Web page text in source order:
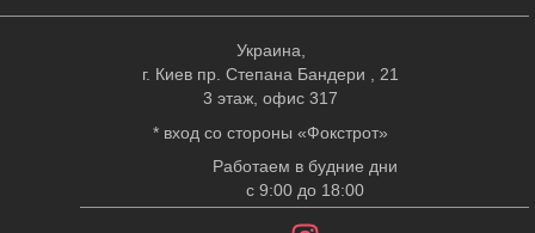
Украина,
г. Киев пр. Степана Бандери , 21
3 этаж, офис 317
* вход со стороны «Фокстрот»
Работаем в будние дни
с 9:00 до 18:00